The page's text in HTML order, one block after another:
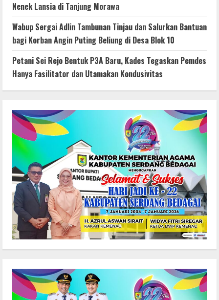
Nenek Lansia di Tanjung Morawa
Wabup Sergai Adlin Tambunan Tinjau dan Salurkan Bantuan
bagi Korban Angin Puting Beliung di Desa Blok 10
Petani Sei Rejo Bentuk P3A Baru, Kades Tegaskan Pemdes
Hanya Fasilitator dan Utamakan Kondusivitas